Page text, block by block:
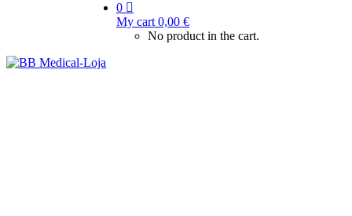
0
My cart 0,00 €
No product in the cart.